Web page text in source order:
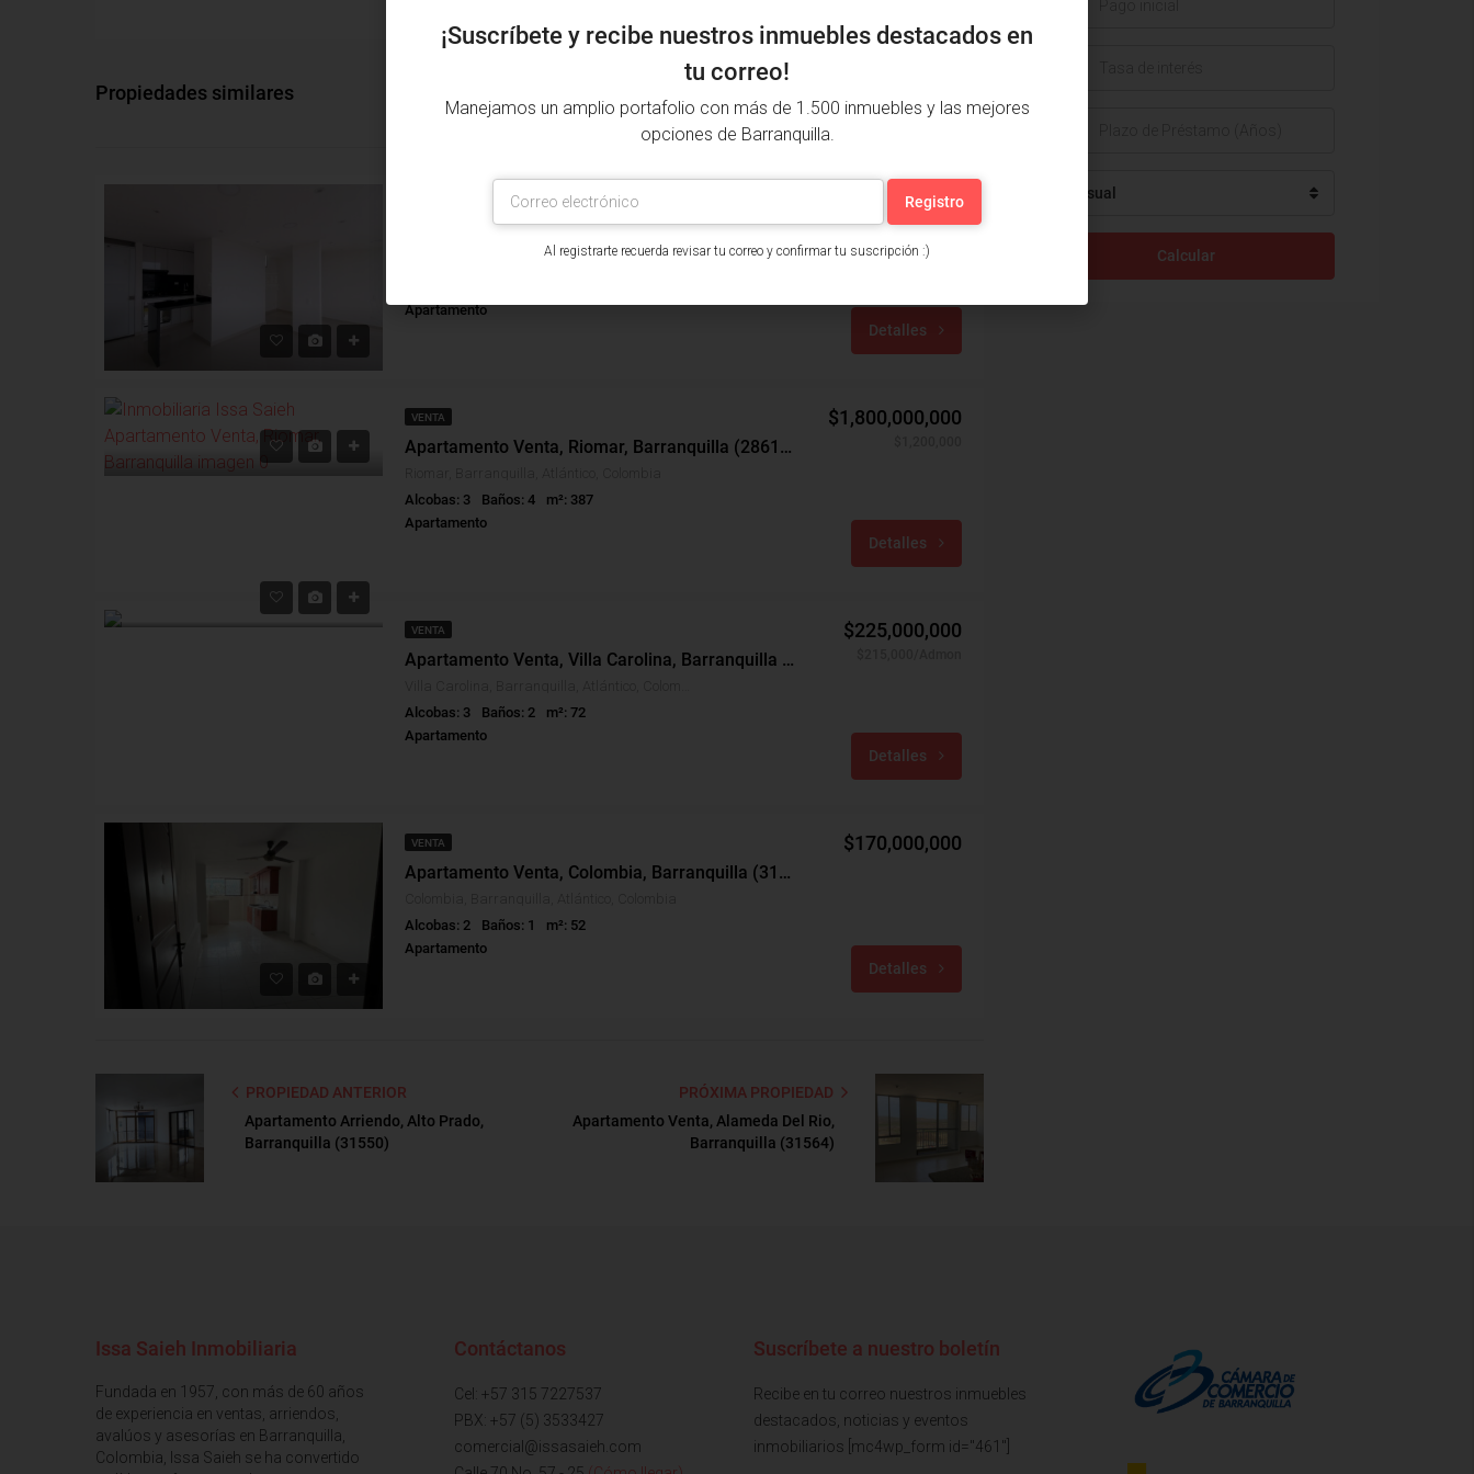
Propiedades similares
Alameda Del Río, Barranquilla, Atlántico, Colombia
Apartamento
$1,500,000
$119,000
Detalles
VENTA
Apartamento Venta, Riomar, Barranquilla (28617)
Alcobas: 3
Baños: 4
m²: 387
Apartamento
$1,800,000,000
Detalles
VENTA
Apartamento Venta, Villa Carolina, Barranquilla (29062)
Alcobas: 3
Baños: 2
m²: 72
Apartamento
$225,000,000
Detalles
VENTA
Apartamento Venta, Colombia, Barranquilla (31365)
Alcobas: 2
Baños: 1
m²: 52
Apartamento
$170,000,000
Detalles
PROPIEDAD ANTERIOR
Apartamento Arriendo, Alto Prado,
Barranquilla (31550)
PRÓXIMA PROPIEDAD
Apartamento Venta, Alameda Del Rio,
Barranquilla (31564)
Mensual
Calcular
Issa Saieh Inmobiliaria
Fundada en 1957, con más de 60 años
de experiencia en ventas, arriendos,
avalúos y asesorías en Barranquilla,
Colombia, Issa Saieh se ha convertido
Contáctanos
Cel: +57 315 7227537
PBX: +57 (5) 3533427
comercial@issasaieh.com
Suscríbete a nuestro boletín
Recibe en tu correo nuestros inmuebles
destacados, noticias y eventos
inmobiliarios [mc4wp_form id="461"]
¡Suscríbete y recibe nuestros inmuebles destacados en
tu correo!
Manejamos un amplio portafolio con más de 1.500 inmuebles y las mejores
opciones de Barranquilla.
Al registrarte recuerda revisar tu correo y confirmar tu suscripción :)